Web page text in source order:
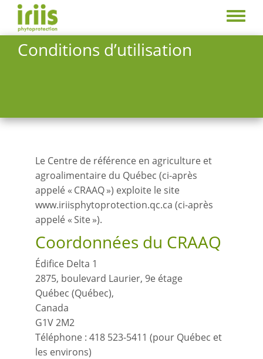
Aller
contenu
principal
Toggle
menu
Conditions d’utilisation
Le Centre de référence en agriculture et
agroalimentaire du Québec (ci-après
appelé « CRAAQ ») exploite le site
www.iriisphytoprotection.qc.ca (ci-après
appelé « Site »).
Coordonnées du CRAAQ
Édifice Delta 1
2875, boulevard Laurier, 9e étage
Québec (Québec),
Canada
G1V 2M2
Téléphone : 418 523-5411 (pour Québec et
les environs)